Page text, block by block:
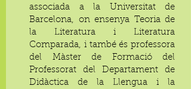
associada a la Universitat de
Barcelona, on ensenya Teoria de
la Literatura i Literatura
Comparada, i també és professora
del Màster de Formació del
Professorat del Departament de
Didàctica de la Llengua i la